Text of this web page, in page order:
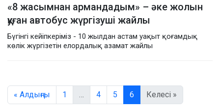
«8 жасымнан армандадым» – әке жолын
қуған автобус жүргізуші жайлы
Бүгінгі кейіпкеріміз - 10 жылдан астам уақыт қоғамдық
көлік жүргізетін елордалық азамат жайлы
« Алдыңғы 1 4 5 6 Келесі »